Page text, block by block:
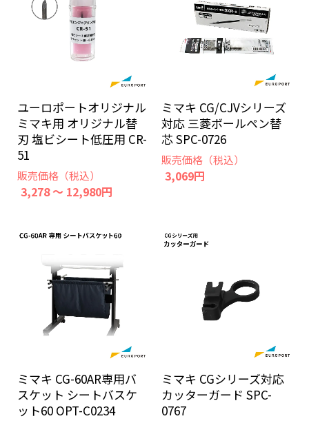
ユーロポートオリジナル
ミマキ用 オリジナル替
刃 塩ビシート低圧用 CR-
51
販売価格（税込）
3,278 ～ 12,980円
ミマキ CG/CJVシリーズ
対応 三菱ボールペン替
芯 SPC-0726
販売価格（税込）
3,069円
ミマキ CG-60AR専用バ
スケット シートバスケ
ット60 OPT-C0234
ミマキ CGシリーズ対応
カッターガード SPC-
0767